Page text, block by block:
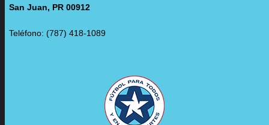
San Juan, PR 00912
Teléfono: (787) 418-1089